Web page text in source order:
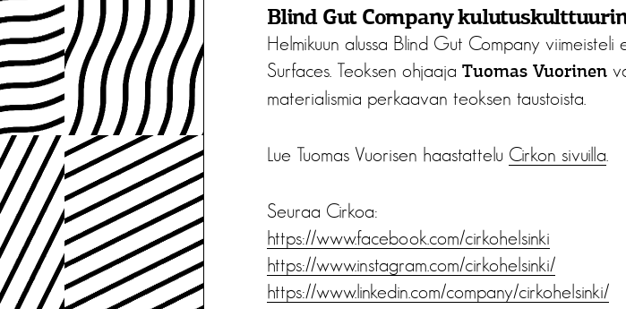
Blind Gut Company
Helmikuun alussa Blind Gut Company
Surfaces. Teoksen ohjaaja Tuomas Vuorinen
materialismia perkaavan teoksen taustoista.
Lue Tuomas Vuorisen haastattelu Cirkon sivuilla
Seuraa Cirkoa:
https://www.facebook.com/cirkohelsinki
https://www.instagram.com/cirkohelsinki/
https://www.linkedin.com/company/cirkohelsinki/